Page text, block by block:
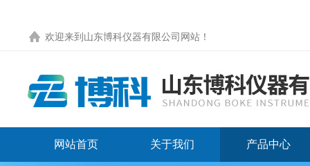
欢迎来到 山东博科仪器有限公司网站 ！
网站首页 关于我们 产品中心